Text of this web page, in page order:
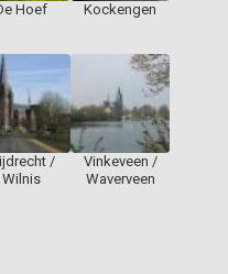
Hoef Kockengen
/
Wilnis
Vinkeveen /
Waverveen